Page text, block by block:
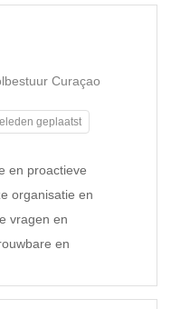
Curaçao
geplaatst
en proactieve
organisatie en
vragen en
en